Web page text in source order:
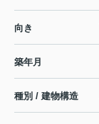
向き
築年月
種別 / 建物構造